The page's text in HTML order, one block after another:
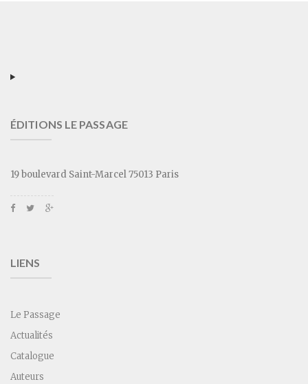
ÉDITIONS LE PASSAGE
19 boulevard Saint-Marcel 75013 Paris
LIENS
Le Passage
Actualités
Catalogue
Auteurs